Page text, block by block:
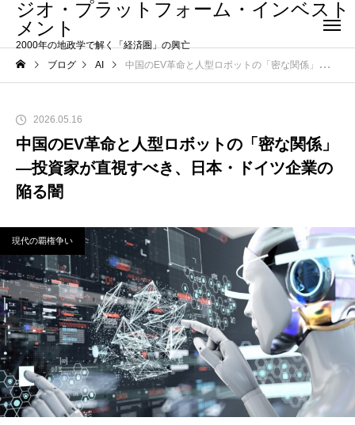
ジオ・プラットフォーム・インベスト
メント
2000年の地政学で解く「経済圏」の興亡
ブログ
AI 中国のEV革命と人型ロボットの「密な関係」―投資家が直視すべき、日本・ドイツ企業の陥る闇
2026.05.16
中国のEV革命と人型ロボットの「密な関係」
―投資家が直視すべき、日本・ドイツ企業の
陥る闇
現代の覇権争い